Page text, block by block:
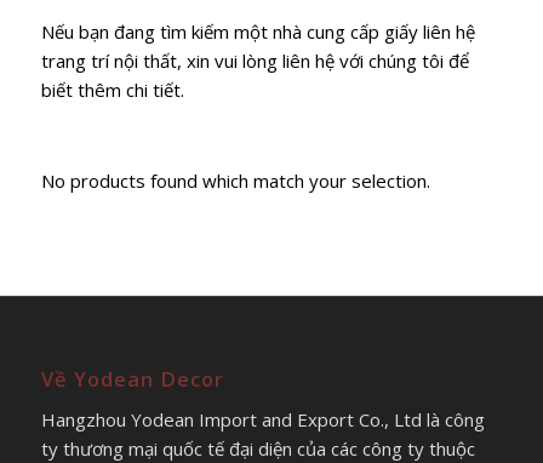
Nếu bạn đang tìm kiếm một nhà cung cấp giấy liên hệ
trang trí nội thất, xin vui lòng liên hệ với chúng tôi để
biết thêm chi tiết.
No products found which match your selection.
Về Yodean Decor
Hangzhou Yodean Import and Export Co., Ltd là công
ty thương mại quốc tế đại diện của các công ty thuộc